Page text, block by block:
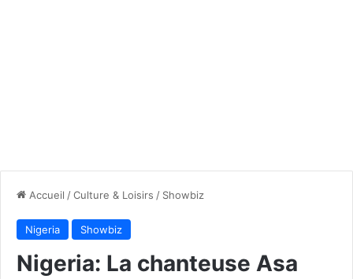
Accueil /Culture & Loisirs / Showbiz
Nigeria Showbiz
Nigeria: La chanteuse Asa